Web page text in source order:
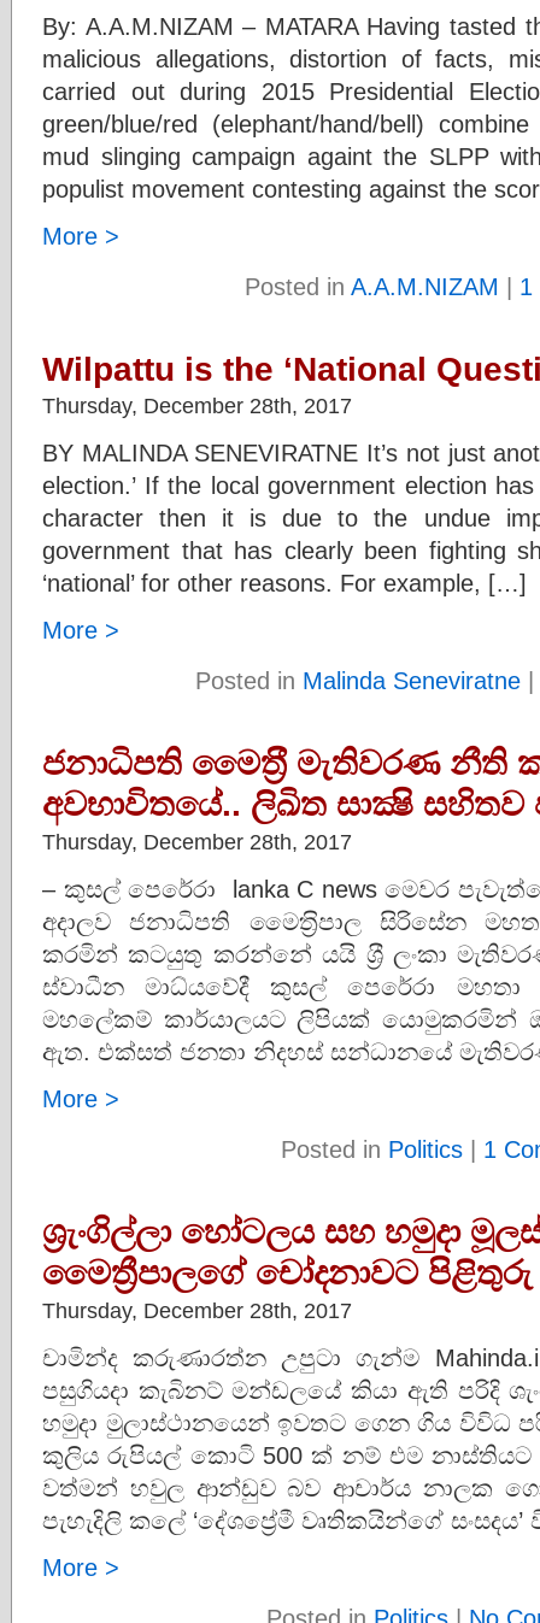
By: A.A.M.NIZAM – MATARA Having tasted
malicious allegations, distortion of facts,
carried out during 2015 Presidential
green/blue/red (elephant/hand/bell)
mud slinging campaign againt the SLPP
populist movement contesting against the
More >
Posted in A.A.M.NIZAM | 1
Wilpattu is the ‘National
Thursday, December 28th, 2017
BY MALINDA SENEVIRATNE It’s not just
election.’ If the local government election
character then it is due to the undue
government that has clearly been
‘national’ for other reasons. For example, […]
More >
Posted in Malinda Seneviratne|
ජනාධිපති මෛත‍්‍රී මැතිවරණ නීති
අවභාවිතයේ.. ලිඛිත සාක්‍ෂි
Thursday, December 28th, 2017
– කුසල් පෙරේරා lanka C news මෙවර
අදාලව ජනාධිපති මෛත‍්‍රිපාල සිරිසේන
කරමින් කටයුතු කරන්නේ යයි ශ‍්‍රී ලංකා
ස්වාධීන මාධ්යවේදී කුසල් පෙරේරා
මහලේකම් කාර්යාලයට ලිපියක් යොමුකරමින්
ඇත. එක්සත් ජනතා නිදහස් සන්ධානයේ
More >
Posted in Politics | 1
ශ්‍රැංගිල්ලා හෝටලය සහ හමුදා
මෛත්‍රීපාලගේ චෝදනාවට
Thursday, December 28th, 2017
චාමින්ද කරුණාරත්න උපුටා ගැන්ම
පසුගියදා කැබිනට් මන්ඩලයේ කියා ඇති පරිදි
හමුදා මුලාස්ථානයෙන් ඉවතට ගෙන ගිය විවිධ
කුලිය රුපියල් කොටි 500 ක් නම් එම
වත්මන් හවුල ආන්ඩුව බව ආචාර්ය නාලක
පැහැදිලි කලේ ‘දේශප්‍රේමී වෘතිකයින්ගේ
More >